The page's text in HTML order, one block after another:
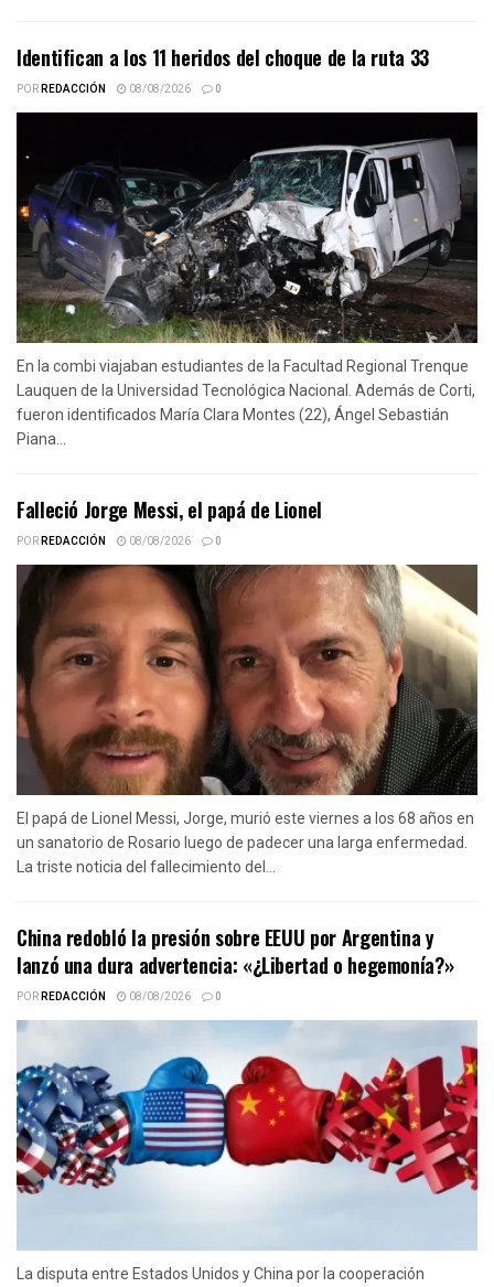
Identifican a los 11 heridos del choque de la ruta 33
PORREDACCIÓN 08/08/2026 0
En la combi viajaban estudiantes de la Facultad Regional Trenque
Lauquen de la Universidad Tecnológica Nacional. Además de Corti,
fueron identificados María Clara Montes (22), Ángel Sebastián
Piana...
Falleció Jorge Messi, el papá de Lionel
PORREDACCIÓN 08/08/2026 0
El papá de Lionel Messi, Jorge, murió este viernes a los 68 años en
un sanatorio de Rosario luego de padecer una larga enfermedad.
La triste noticia del fallecimiento del...
China redobló la presión sobre EEUU por Argentina y
lanzó una dura advertencia: «¿Libertad o hegemonía?»
PORREDACCIÓN 08/08/2026 0
La disputa entre Estados Unidos y China por la cooperación